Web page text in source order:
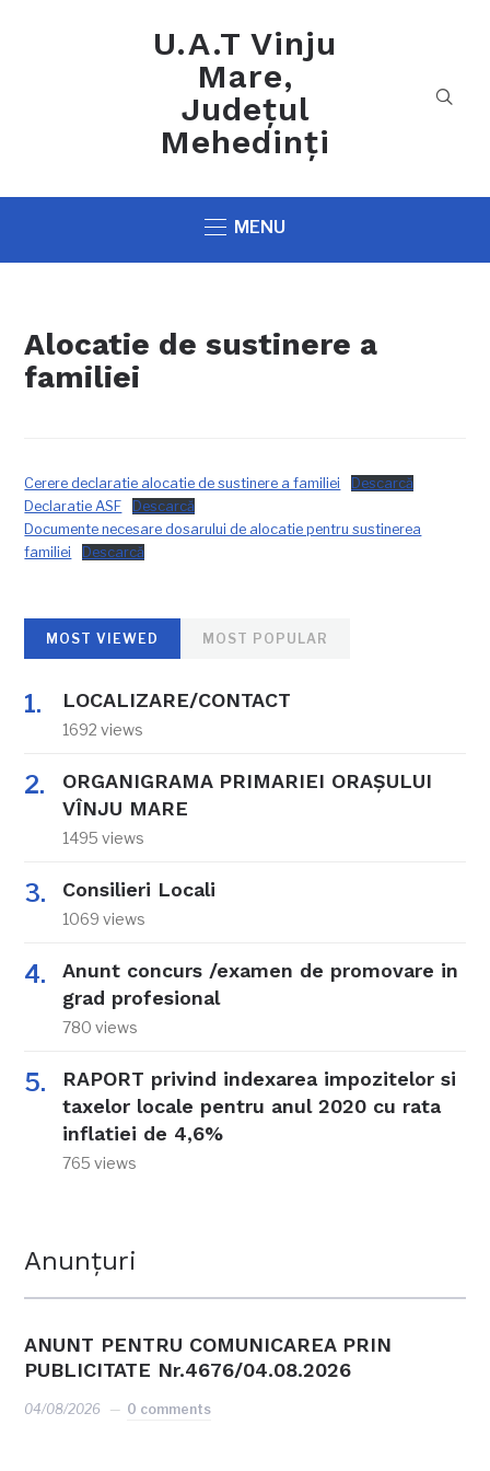
U.A.T Vinju
Mare,
Județul
Mehedinți
MENU
Alocatie de sustinere a
familiei
Cerere declaratie alocatie de sustinere a familiei
Descarcă
Declaratie ASF
Descarcă
Documente necesare dosarului de alocatie pentru sustinerea
familiei
Descarcă
MOST VIEWED MOST POPULAR
LOCALIZARE/CONTACT
1692 views
ORGANIGRAMA PRIMARIEI ORAŞULUI
VÎNJU MARE
1495 views
Consilieri Locali
1069 views
Anunt concurs /examen de promovare in
grad profesional
780 views
RAPORT privind indexarea impozitelor si
taxelor locale pentru anul 2020 cu rata
inflatiei de 4,6%
765 views
Anunțuri
ANUNT PENTRU COMUNICAREA PRIN
PUBLICITATE Nr.4676/04.08.2026
04/08/2026 0 comments